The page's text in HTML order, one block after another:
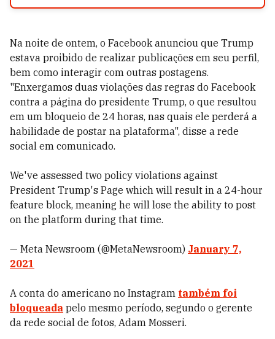
Na noite de ontem, o Facebook anunciou que Trump
estava proibido de realizar publicações em seu perfil,
bem como interagir com outras postagens.
"Enxergamos duas violações das regras do Facebook
contra a página do presidente Trump, o que resultou
em um bloqueio de 24 horas, nas quais ele perderá a
habilidade de postar na plataforma", disse a rede
social em comunicado.
We've assessed two policy violations against
President Trump's Page which will result in a 24-hour
feature block, meaning he will lose the ability to post
on the platform during that time.
— Meta Newsroom (@MetaNewsroom) January 7,
2021
A conta do americano no Instagram também foi
bloqueada pelo mesmo período, segundo o gerente
da rede social de fotos, Adam Mosseri.